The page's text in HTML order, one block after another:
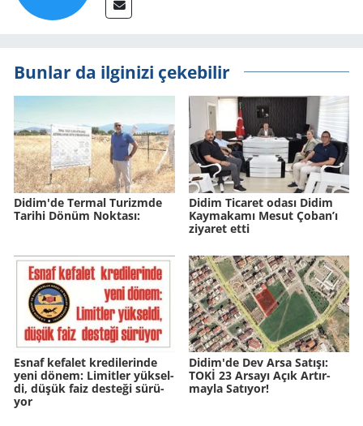
Bunlar da ilginizi çekebilir
Didim'de Ter­mal Tu­rizm­de
Ta­ri­hi Dönüm Nok­ta­sı:
Didim Ticaret odası Didim
Kaymakamı Mesut Çoban’ı
ziyaret etti
Esnaf ke­fa­let kre­di­le­rin­de
yeni dönem: Li­mit­ler yük­sel­
di, düşük faiz des­te­ği sü­rü­
yor
Didim'de Dev Arsa Sa­tı­şı:
TOKİ 23 Ar­sa­yı Açık Ar­tır­
may­la Sa­tı­yor!